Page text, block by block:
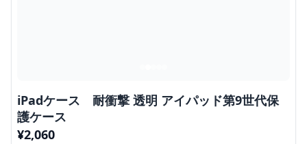
iPadケース 耐衝撃 透明 アイパッド第9世代保
護ケース
¥2,060